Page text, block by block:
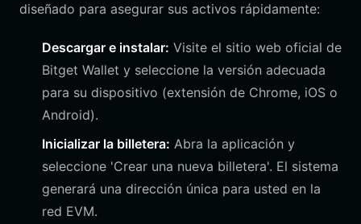
diseñado para asegurar sus activos rápidamente:
Descargar e instalar: Visite el sitio web oficial de
Bitget Wallet y seleccione la versión adecuada
para su dispositivo (extensión de Chrome, iOS o
Android).
Inicializar la billetera: Abra la aplicación y
seleccione 'Crear una nueva billetera'. El sistema
generará una dirección única para usted en la
red EVM.